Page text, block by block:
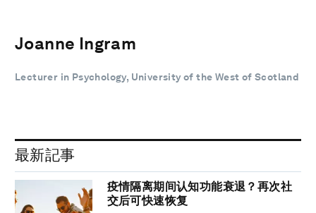
Joanne Ingram
Lecturer in Psychology, University of the West of Scotland
最新記事
疫情隔离期间认知功能衰退？再次社
交后可快速恢复